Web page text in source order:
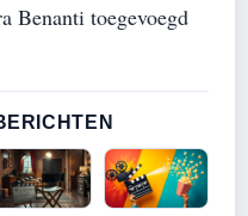
Benanti toegevoegd